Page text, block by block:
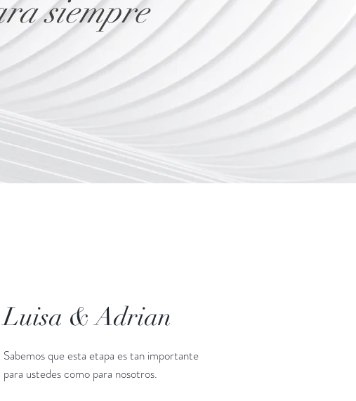
siempre
Luisa & Adrian
Sabemos que esta etapa es tan importante
para ustedes como para nosotros.